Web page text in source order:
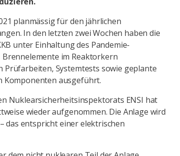
planmässig für den jährlichen
In den letzten zwei Wochen haben die
unter Einhaltung des Pandemie-
im Reaktorkern
Systemtests sowie geplante
Komponenten ausgeführt.
Nuklearsicherheitsinspektorats ENSI hat
wieder aufgenommen. Die Anlage wird
das entspricht einer elektrischen